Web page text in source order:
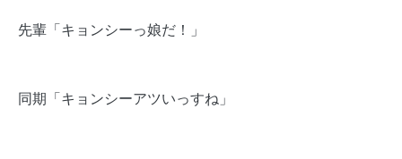
先輩「キョンシーっ娘だ！」
同期「キョンシーアツいっすね」